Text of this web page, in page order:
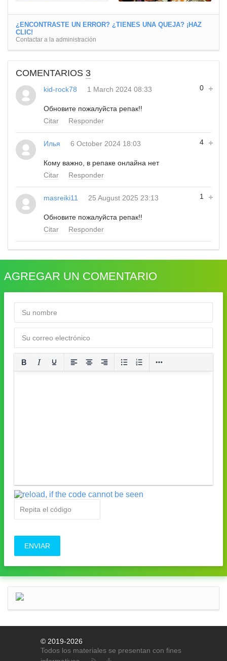
¿ENCONTRASTE UN ERROR? ¿TIENES UNA QUEJA? ¡HAZ
CLIC!
Contactar a la administración
COMENTARIOS 3
0
kid-rock78 1 March 2024 08:33
Обновите пожалуйста репак!!
Citar
Responder
4
Илья 6 October 2024 18:03
Кому важно, в репаке онлайна нет
Citar
Responder
1
masreiki11 25 August 2025 23:13
Обновите пожалуйста репак!!
Citar
Responder
AGREGAR UN COMENTARIO
ENVIAR
© 2019-2026
Todos los materiales se presentan con fines